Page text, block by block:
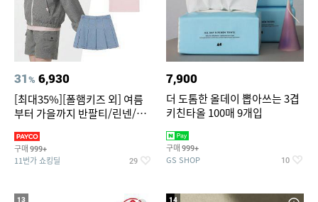
31% 6,930
[최대35%][폴햄키즈 외] 여름
부터 가을까지 반팔티/린넨/맨
구매 999+
11번가 쇼킹딜 29
7,900
더 도톰한 올데이 뽑아쓰는 3겹
키친타올 100매 9개입
구매 999+
GS SHOP 10
13 14